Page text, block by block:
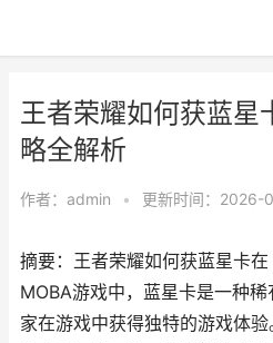
王者荣耀如何获蓝星
略全解析
作者： admin • 更新时间：2026-
摘要：王者荣耀如何获蓝星卡
MOBA游戏中，蓝星卡是一种
家在游戏中获得独特的游戏体